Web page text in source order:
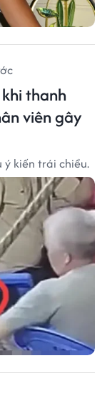
thanh
viên gây
ý kiến trái chiều.